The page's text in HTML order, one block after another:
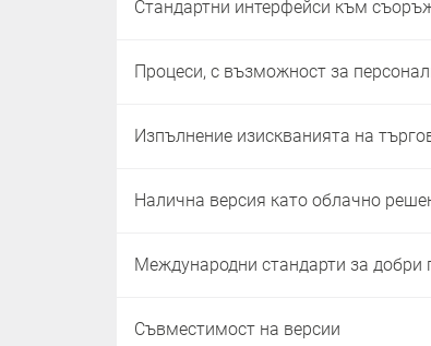
Стандартни интерфейси към
Процеси, с възможност за
Изпълнение изискванията на
Налична версия като облачно
Международни стандарти за добри
Съвместимост на версии